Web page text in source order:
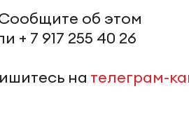
об этом
+ 7 917 255 40 26
на телеграм-